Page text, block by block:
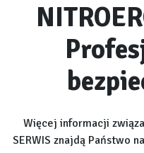
Więcej informacji
SERWIS znajdą Państwo